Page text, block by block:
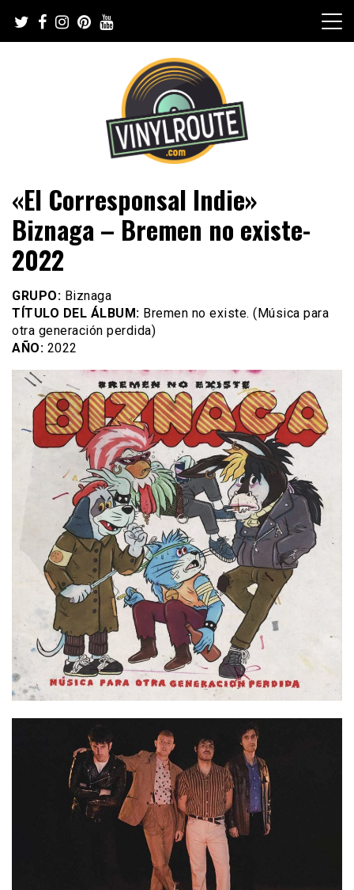
content
VinylRoute
«El Corresponsal Indie»
Biznaga – Bremen no existe-
2022
GRUPO: Biznaga
TÍTULO DEL ÁLBUM: Bremen no existe. (Música para
otra generación perdida)
AÑO: 2022